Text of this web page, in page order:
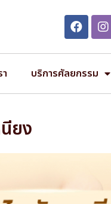
บริการศัลยกรรม
ยง